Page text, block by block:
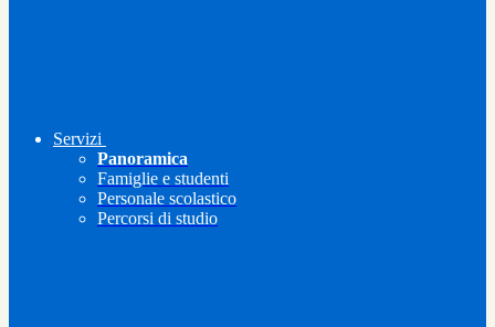
Servizi
Panoramica
Famiglie e studenti
Personale scolastico
Percorsi di studio